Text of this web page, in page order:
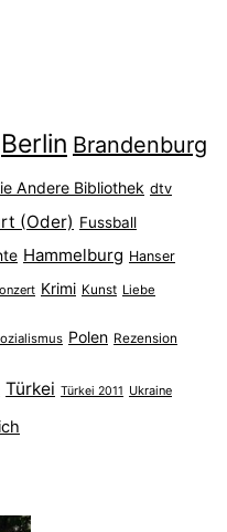
Berlin Brandenburg
Andere Bibliothek dtv
(Oder) Fussball
Hammelburg Hanser
Krimi Kunst Liebe
Polen Rezension
Türkei Türkei 2011 Ukraine